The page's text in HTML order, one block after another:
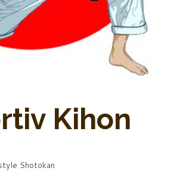
Kihon
Shotokan